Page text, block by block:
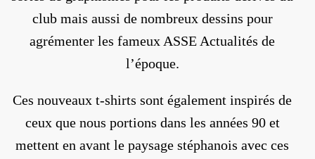
club mais aussi de nombreux dessins pour
agrémenter les fameux ASSE Actualités de
l’époque.
Ces nouveaux t-shirts sont également inspirés de
ceux que nous portions dans les années 90 et
mettent en avant le paysage stéphanois avec ces